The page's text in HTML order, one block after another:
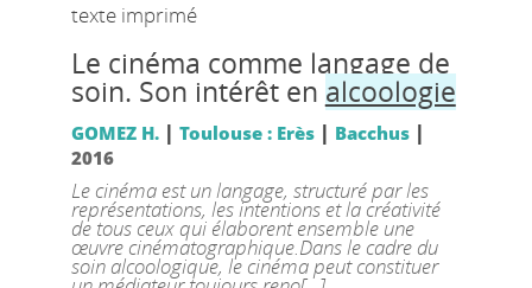
texte imprimé
Le cinéma comme langage de
soin. Son intérêt en alcoologie
GOMEZ H. | Toulouse : Erès| Bacchus|
2016
Le cinéma est un langage, structuré par les
représentations, les intentions et la créativité
de tous ceux qui élaborent ensemble une
œuvre cinématographique.Dans le cadre du
soin alcoologique, le cinéma peut constituer